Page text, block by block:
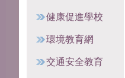
健康促進學校
環境教育網
交通安全教育